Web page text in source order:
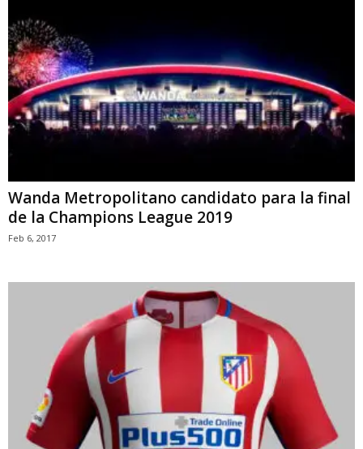
Wanda Metropolitano candidato para la final
de la Champions League 2019
Feb 6, 2017